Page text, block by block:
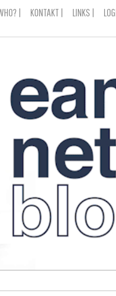
| KONTAKT | LINKS |